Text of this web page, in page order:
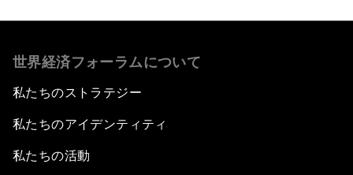
世界経済フォーラムについて
私たちのストラテジー
私たちのアイデンティティ
私たちの活動